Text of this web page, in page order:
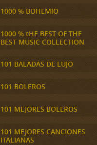
1000 % BOHEMIO
1000 % tHE BEST OF THE
BEST MUSIC COLLECTION
101 BALADAS DE LUJO
101 BOLEROS
101 MEJORES BOLEROS
101 MEJORES CANCIONES
ITALIANAS